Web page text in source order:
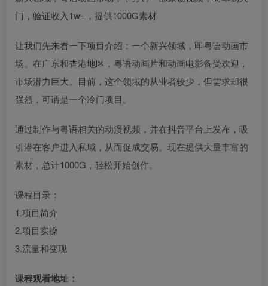
门，验证收入1w+，提供1000G素材
让我们先来看一下项目介绍：一个新兴领域，即粤语动画市
场。在广东和香港地区，粤语动画片和动画电影备受欢迎，
市场潜力巨大。目前，这个领域的从业者较少，但需求却很
强烈，可谓是一个冷门项目。
通过制作与粤语相关的动漫视频，并在抖音平台上发布，吸
引潜在客户进入私域，从而促成交易。现在提供大量丰富的
素材，总计1000G，轻松开始创作。
课程目录：
1.项目简介
2.项目实操
3.流量和变现
课程观看地址：